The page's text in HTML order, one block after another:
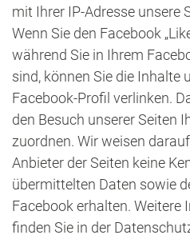
mit Ihrer IP-Adresse unsere
Wenn Sie den Facebook
während Sie in Ihrem
sind, können Sie die Inhalte
Facebook-Profil verlinken.
den Besuch unserer Seiten
zuordnen. Wir weisen
Anbieter der Seiten keine
übermittelten Daten sowie
Facebook erhalten. Weitere
finden Sie in der